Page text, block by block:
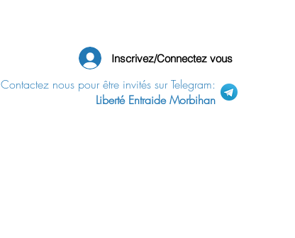
Inscrivez/Connectez vous
Contactez nous pour être invités sur Telegram:
Liberté Entraide Morbihan